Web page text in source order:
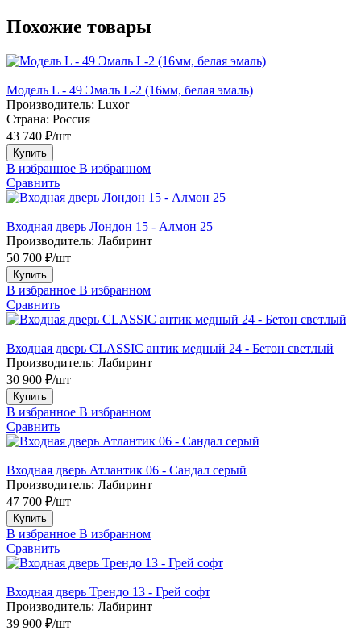
Похожие товары
Модель L - 49 Эмаль L-2 (16мм, белая эмаль)
Производитель: Luxor
Страна: Россия
43 740 ₽/шт
Купить
В избранное В избранном
Сравнить
Входная дверь Лондон 15 - Алмон 25
Производитель: Лабиринт
50 700 ₽/шт
Купить
В избранное В избранном
Сравнить
Входная дверь CLASSIC антик медный 24 - Бетон светлый
Производитель: Лабиринт
30 900 ₽/шт
Купить
В избранное В избранном
Сравнить
Входная дверь Атлантик 06 - Сандал серый
Производитель: Лабиринт
47 700 ₽/шт
Купить
В избранное В избранном
Сравнить
Входная дверь Трендо 13 - Грей софт
Производитель: Лабиринт
39 900 ₽/шт